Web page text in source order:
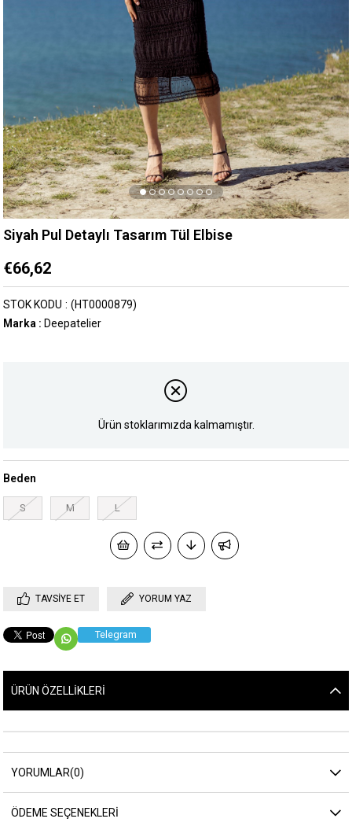
Siyah Pul Detaylı Tasarım Tül Elbise
€66,62
(HT0000879)
STOK KODU
Marka : Deepatelier
Ürün stoklarımızda kalmamıştır.
Beden
S M L
TAVSIYE ET YORUM YAZ
Telegram
ÜRÜN ÖZELLIKLERI
YORUMLAR(0)
ÖDEME SEÇENEKLERI